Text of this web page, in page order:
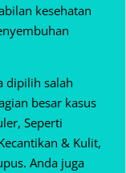
kesehatan
dipilih salah
besar kasus
Seperti
& Kulit,
Anda juga